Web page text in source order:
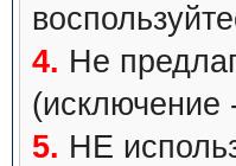
4. Не
(исключение
5. НЕ